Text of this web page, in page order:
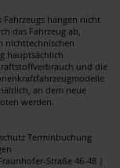
hängen nicht
das Fahrzeug ab,
nichttechnischen
hauptsächlich
und die
an dem neue
werden.
Terminbuchung
Straße 46-48 |